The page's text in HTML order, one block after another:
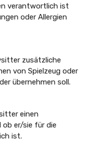
verantwortlich ist
oder Allergien
zusätzliche
von Spielzeug oder
übernehmen soll.
einen
er/sie für die
ist.